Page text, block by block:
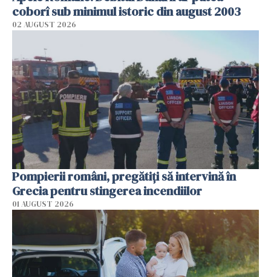
coborî sub minimul istoric din august 2003
02 AUGUST 2026
Pompierii români, pregătiţi să intervină în
Grecia pentru stingerea incendiilor
01 AUGUST 2026